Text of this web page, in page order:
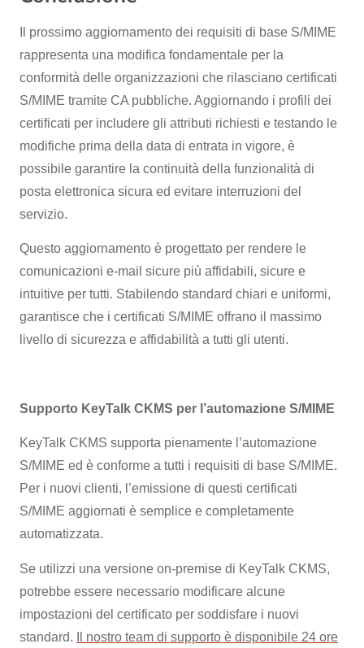
Il prossimo aggiornamento dei requisiti di base S/MIME
rappresenta una modifica fondamentale per la
conformità delle organizzazioni che rilasciano certificati
S/MIME tramite CA pubbliche. Aggiornando i profili dei
certificati per includere gli attributi richiesti e testando le
modifiche prima della data di entrata in vigore, è
possibile garantire la continuità della funzionalità di
posta elettronica sicura ed evitare interruzioni del
servizio.
Questo aggiornamento è progettato per rendere le
comunicazioni e-mail sicure più affidabili, sicure e
intuitive per tutti. Stabilendo standard chiari e uniformi,
garantisce che i certificati S/MIME offrano il massimo
livello di sicurezza e affidabilità a tutti gli utenti.
Supporto KeyTalk CKMS per l’automazione S/MIME
KeyTalk CKMS supporta pienamente l’automazione
S/MIME ed è conforme a tutti i requisiti di base S/MIME.
Per i nuovi clienti, l’emissione di questi certificati
S/MIME aggiornati è semplice e completamente
automatizzata.
Se utilizzi una versione on-premise di KeyTalk CKMS,
potrebbe essere necessario modificare alcune
impostazioni del certificato per soddisfare i nuovi
standard.
Il nostro team di supporto è disponibile 24 ore